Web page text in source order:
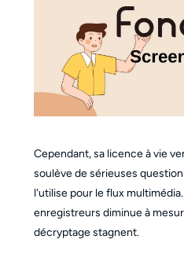
Cependant, sa licence à vie
soulève de sérieuses
l'utilise pour le flux
enregistreurs diminue à
décryptage stagnent.